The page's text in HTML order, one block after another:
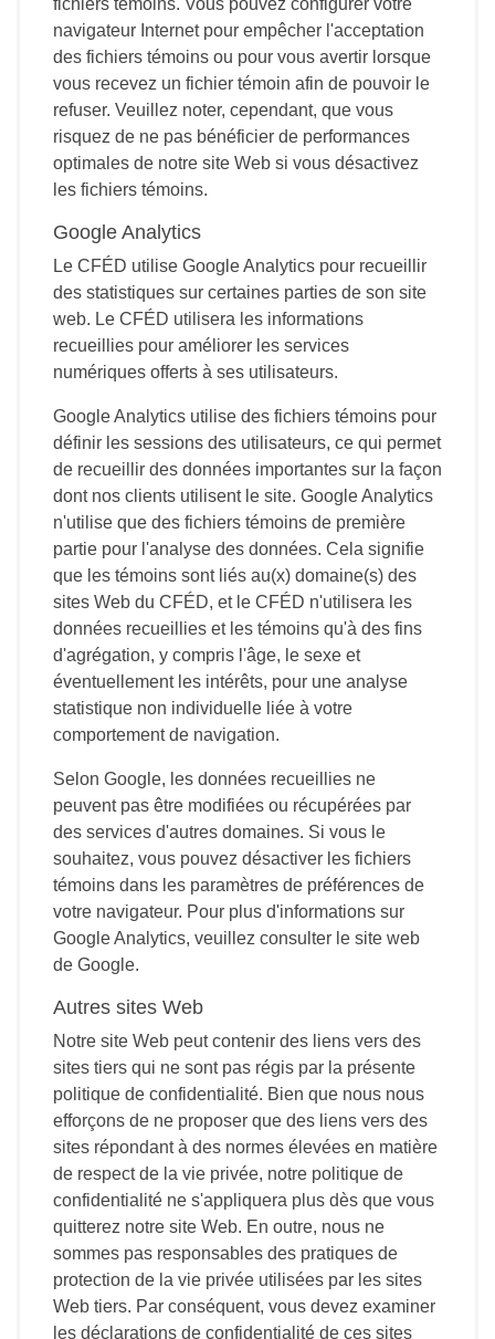
fichiers témoins. Vous pouvez configurer votre
navigateur Internet pour empêcher l'acceptation
des fichiers témoins ou pour vous avertir lorsque
vous recevez un fichier témoin afin de pouvoir le
refuser. Veuillez noter, cependant, que vous
risquez de ne pas bénéficier de performances
optimales de notre site Web si vous désactivez
les fichiers témoins.
Google Analytics
Le CFÉD utilise Google Analytics pour recueillir
des statistiques sur certaines parties de son site
web. Le CFÉD utilisera les informations
recueillies pour améliorer les services
numériques offerts à ses utilisateurs.
Google Analytics utilise des fichiers témoins pour
définir les sessions des utilisateurs, ce qui permet
de recueillir des données importantes sur la façon
dont nos clients utilisent le site. Google Analytics
n'utilise que des fichiers témoins de première
partie pour l'analyse des données. Cela signifie
que les témoins sont liés au(x) domaine(s) des
sites Web du CFÉD, et le CFÉD n'utilisera les
données recueillies et les témoins qu'à des fins
d'agrégation, y compris l'âge, le sexe et
éventuellement les intérêts, pour une analyse
statistique non individuelle liée à votre
comportement de navigation.
Selon Google, les données recueillies ne
peuvent pas être modifiées ou récupérées par
des services d'autres domaines. Si vous le
souhaitez, vous pouvez désactiver les fichiers
témoins dans les paramètres de préférences de
votre navigateur. Pour plus d'informations sur
Google Analytics, veuillez consulter le site web
de Google.
Autres sites Web
Notre site Web peut contenir des liens vers des
sites tiers qui ne sont pas régis par la présente
politique de confidentialité. Bien que nous nous
efforçons de ne proposer que des liens vers des
sites répondant à des normes élevées en matière
de respect de la vie privée, notre politique de
confidentialité ne s'appliquera plus dès que vous
quitterez notre site Web. En outre, nous ne
sommes pas responsables des pratiques de
protection de la vie privée utilisées par les sites
Web tiers. Par conséquent, vous devez examiner
les déclarations de confidentialité de ces sites